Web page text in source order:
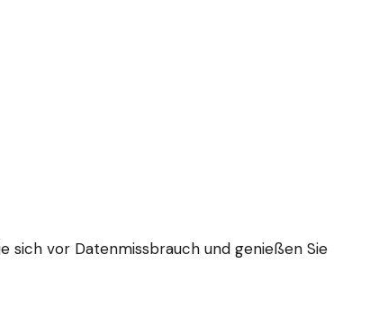
sich vor Datenmissbrauch und genießen Sie